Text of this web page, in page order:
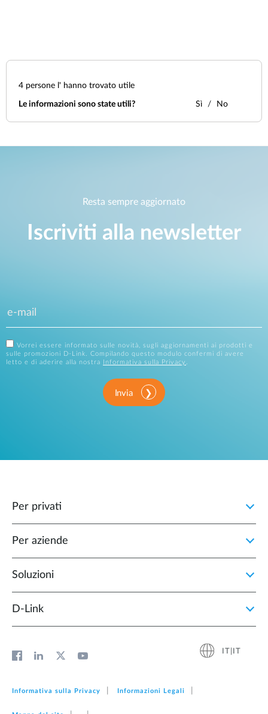
4 persone l' hanno trovato utile
Le informazioni sono state utili? Sì No
Resta sempre aggiornato
Iscriviti alla newsletter
Vorrei essere informato sulle novità, sugli aggiornamenti ai prodotti e
sulle promozioni D-Link. Compilando questo modulo confermi di avere
letto e di aderire alla nostra
Informativa sulla Privacy .
Invia
Per privati
Per aziende
Soluzioni
D‑Link
Informativa sulla Privacy Informazioni Legali